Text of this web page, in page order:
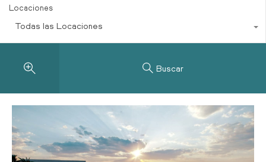
Locaciones
Todas las Locaciones
Buscar